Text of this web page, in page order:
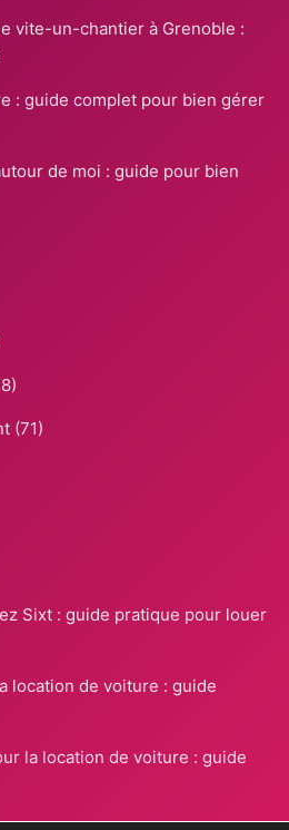
vite-un-chantier à Grenoble :
: guide complet pour bien gérer
de moi : guide pour bien
(71)
Sixt : guide pratique pour louer
location de voiture : guide
la location de voiture : guide